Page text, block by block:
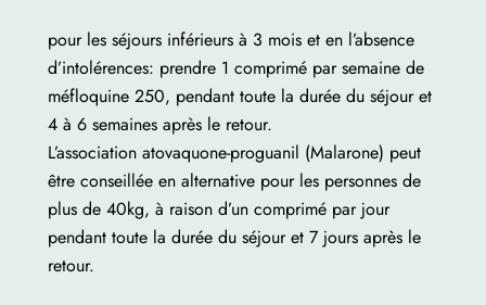
pour les séjours inférieurs à 3 mois et en l’absence
d’intolérences: prendre 1 comprimé par semaine de
méfloquine 250, pendant toute la durée du séjour et
4 à 6 semaines après le retour.
L’association atovaquone-proguanil (Malarone) peut
être conseillée en alternative pour les personnes de
plus de 40kg, à raison d’un comprimé par jour
pendant toute la durée du séjour et 7 jours après le
retour.